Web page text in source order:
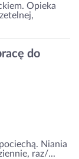
Opieka
do
Niania
raz/...